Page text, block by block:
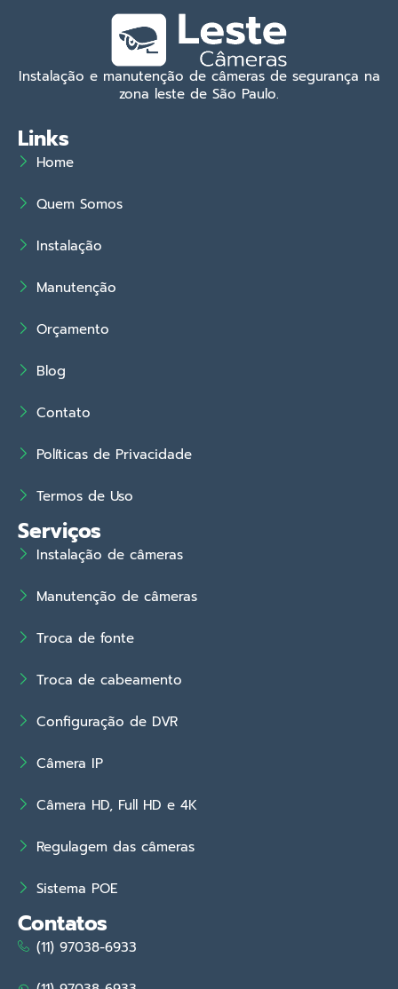
Instalação e manutenção de câmeras de segurança na
zona leste de São Paulo.
Links
Home
Quem Somos
Instalação
Manutenção
Orçamento
Blog
Contato
Políticas de Privacidade
Termos de Uso
Serviços
Instalação de câmeras
Manutenção de câmeras
Troca de fonte
Troca de cabeamento
Configuração de DVR
Câmera IP
Câmera HD, Full HD e 4K
Regulagem das câmeras
Sistema POE
Contatos
(11) 97038-6933